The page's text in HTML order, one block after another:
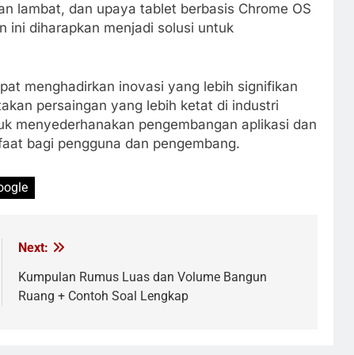
lambat, dan upaya tablet berbasis Chrome OS
ini diharapkan menjadi solusi untuk
menghadirkan inovasi yang lebih signifikan
persaingan yang lebih ketat di industri
menyederhanakan pengembangan aplikasi dan
bagi pengguna dan pengembang.
Next:
Kumpulan Rumus Luas dan Volume Bangun
Ruang + Contoh Soal Lengkap